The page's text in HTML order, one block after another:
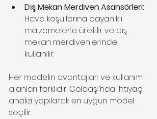
Dış Mekan Merdiven Asansörleri:
Hava koşullarına dayanıklı
malzemelerle üretilir ve dış
mekan merdivenlerinde
kullanılır.
Her modelin avantajları ve kullanım
alanları farklıdır. Gölbaşı’nda ihtiyaç
analizi yapılarak en uygun model
seçilir.